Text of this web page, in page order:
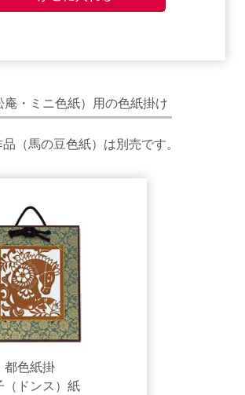
庵・ミニ色紙）用の色紙掛け
（馬の豆色紙）は別売です。
都色紙掛
（ドンス）紙